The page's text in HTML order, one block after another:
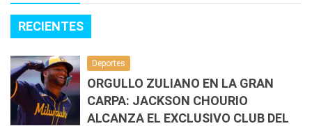
RECIENTES
Deportes
ORGULLO ZULIANO EN LA GRAN
CARPA: JACKSON CHOURIO
ALCANZA EL EXCLUSIVO CLUB DEL